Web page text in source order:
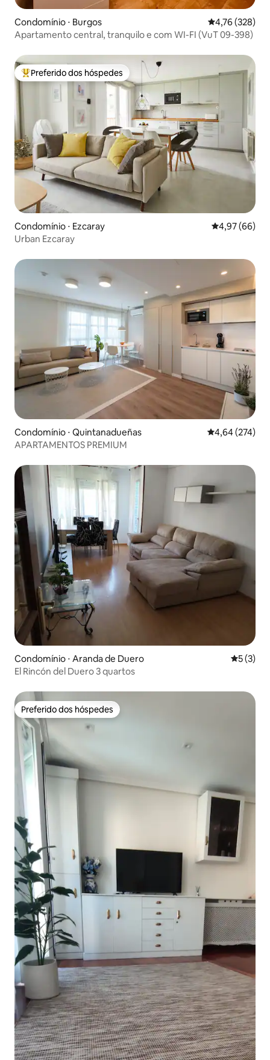
Condomínio ⋅ Burgos 4,76 de uma
4,76 (328)
Apartamento central, tranquilo e com WI-FI (VuT 09-398)
Entre os melhores preferidos dos hóspedes
Preferido dos hóspedes
Condomínio ⋅ Ezcaray 4,97 de uma
4,97 (66)
Urban Ezcaray
Condomínio ⋅ Quintanadueñas 4,64 de uma
4,64 (274)
APARTAMENTOS PREMIUM
Condomínio ⋅ Aranda de Duero 5 de
5 (3)
El Rincón del Duero 3 quartos
Preferido dos hóspedes
Preferido dos hóspedes